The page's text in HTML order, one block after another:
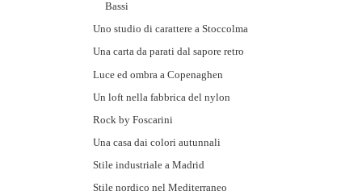
Bassi
Uno studio di carattere a Stoccolma
Una carta da parati dal sapore retro
Luce ed ombra a Copenaghen
Un loft nella fabbrica del nylon
Rock by Foscarini
Una casa dai colori autunnali
Stile industriale a Madrid
Stile nordico nel Mediterraneo